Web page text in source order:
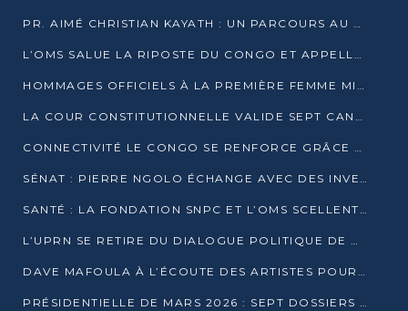
PR. AIMÉ CHRISTIAN KAYATH : UN PARCOURS AU SERVICE DE LA RECHERCHE ET DE L’INNOVATION
L’OMS SALUE LA RIPOSTE DU CONGO ET APPELLE À DES RÉFORMES DURABLES
HOMMAGES OFFICIELS À LA PREMIÈRE FEMME MINISTRE DU CONGO
LA COUR CONSTITUTIONNELLE VALIDE SEPT CANDIDATURES POUR LA PRÉSIDENTIELLE
CONNECTIVITÉ LE CONGO SE RENFORCE GRÂCE AU CÂBLE 2AFRICA
SÉNAT : PIERRE NGOLO ÉCHANGE AVEC DES INVESTISSEURS DU NUMÉRIQUE
SANTÉ : LA FONDATION SNPC ET L’OMS SCELLENT UN PARTENARIAT STRATÉGIQUE DE TROIS ANS
L’UPRN SE RETIRE DU DIALOGUE POLITIQUE DE DJAMBALA : TENSIONS DANS LE PRÉ-ÉLECTORAL CONGOLAIS
DAVE MAFOULA À L’ÉCOUTE DES ARTISTES POUR REDÉFINIR SA POLITIQUE CULTURELLE
PRÉSIDENTIELLE DE MARS 2026 : SEPT DOSSIERS DE CANDIDATURE ENREGISTRÉS À LA CLÔTURE DES DÉPÔTS